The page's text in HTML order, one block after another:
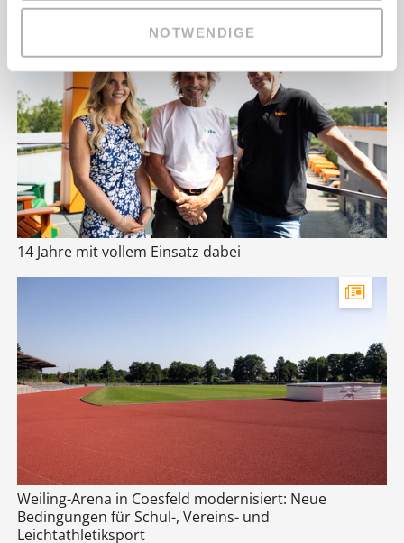
NOTWENDIGE
14 Jahre mit vollem Einsatz dabei
Weiling-Arena in Coesfeld modernisiert: Neue
Bedingungen für Schul-, Vereins- und
Leichtathletiksport